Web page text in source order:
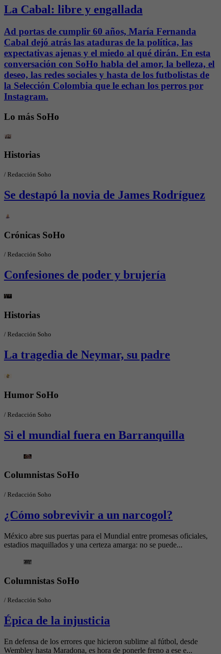
La Cabal: libre y engallada
Ad portas de cumplir 60 años, María Fernanda
Cabal dejó atrás las ataduras de la política, las
expectativas ajenas y el miedo al qué dirán. En esta
conversación con SoHo habla del amor, la belleza, el
deseo, las redes sociales y hasta de los futbolistas de
la Selección Colombia que le echan los perros por
Instagram.
Lo más SoHo
Historias
/ Redacción Soho
Se destapó la novia de James Rodríguez
Crónicas SoHo
/ Redacción Soho
Confesiones de poder y brujería
Historias
/ Redacción Soho
La tragedia de Neymar, su padre
Humor SoHo
/ Redacción Soho
Si el mundial fuera en Barranquilla
Columnistas SoHo
/ Redacción Soho
¿Cómo sobrevivir a un narcogol?
México abre sus puertas para el Mundial entre promesas oficiales,
estadios maquillados y una certeza amarga: no se puede...
Columnistas SoHo
/ Redacción Soho
Épica de la injusticia
En defensa de los errores que hicieron sublime al fútbol, desde
Wembley hasta Maradona, es hora de ponerle freno a ese e...